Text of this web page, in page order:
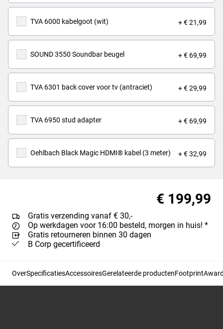
TVA 6000 kabelgoot (wit) + € 21,99
SOUND 3550 Soundbar beugel + € 69,99
TVA 6301 back cover voor tv (antraciet) + € 29,99
TVA 6950 stud adapter + € 69,99
Oehlbach Black Magic HDMI® kabel (3 meter) + € 32,99
€ 199,99
Gratis verzending vanaf € 30,-
Op werkdagen voor 16:00 besteld, morgen in huis! *
Gratis retourneren binnen 30 dagen
B Corp gecertificeerd
OverSpecificatiesAccessoiresGerelateerde productenFootprint